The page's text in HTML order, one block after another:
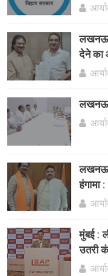
लखनऊ :
देने का
लखनऊ :
लखनऊ :
हंगामा
मुंबई :
उतरी